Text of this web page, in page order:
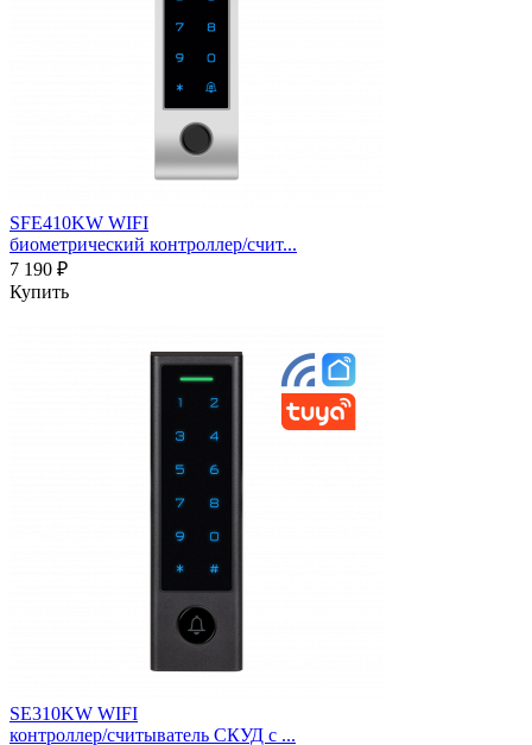
SFE410KW WIFI
биометрический контроллер/счит...
7 190 ₽
Купить
SE310KW WIFI
контроллер/считыватель СКУД c ...